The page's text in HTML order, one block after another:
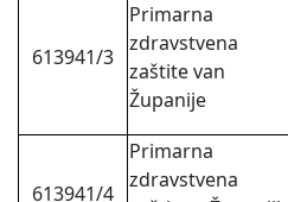
613941/3
Primarna
zdravstvena
zaštite van
Županije
613941/4
Primarna
zdravstvena